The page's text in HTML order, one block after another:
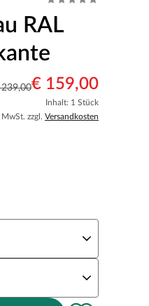
RAL
€ 159,00
Inhalt: 1 Stück
zzgl. Versandkosten